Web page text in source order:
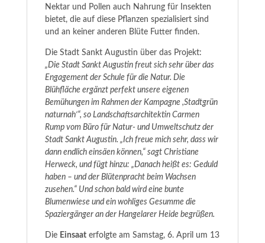
Nektar und Pollen auch Nahrung für Insekten
bietet, die auf diese Pflanzen spezialisiert sind
und an keiner anderen Blüte Futter finden.
Die Stadt Sankt Augustin über das Projekt:
„Die Stadt Sankt Augustin freut sich sehr über das
Engagement der Schule für die Natur. Die
Blühfläche ergänzt perfekt unsere eigenen
Bemühungen im Rahmen der Kampagne ,Stadtgrün
naturnah‘“, so Landschaftsarchitektin Carmen
Rump vom Büro für Natur- und Umweltschutz der
Stadt Sankt Augustin. „Ich freue mich sehr, dass wir
dann endlich einsäen können,“ sagt Christiane
Herweck, und fügt hinzu: „Danach heißt es: Geduld
haben – und der Blütenpracht beim Wachsen
zusehen.“ Und schon bald wird eine bunte
Blumenwiese und ein wohliges Gesumme die
Spaziergänger an der Hangelarer Heide begrüßen.
Die Einsaaterfolgte am Samstag, 6. April um 13